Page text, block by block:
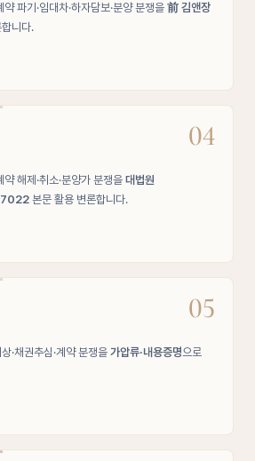
파기·임대차·하자담보·분양 분쟁을 前 김앤장
니다.
04
해제·취소·분양가 분쟁을 대법원
본문 활용 변론합니다.
05
·채권추심·계약 분쟁을 가압류·내용증명으로